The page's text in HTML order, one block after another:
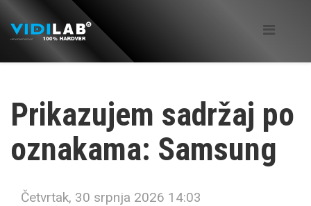
Prikazujem sadržaj po
oznakama: Samsung
Četvrtak, 30 srpnja 2026 14:03